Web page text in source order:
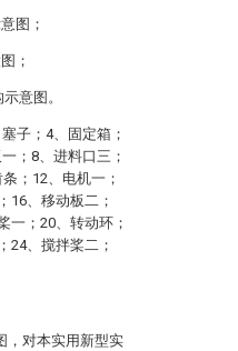
图；
；
意图。
子；4、固定箱；
；8、进料口三；
；12、电机一；
16、移动板二；
一；20、转动环；
24、搅拌桨二；
，对本实用新型实